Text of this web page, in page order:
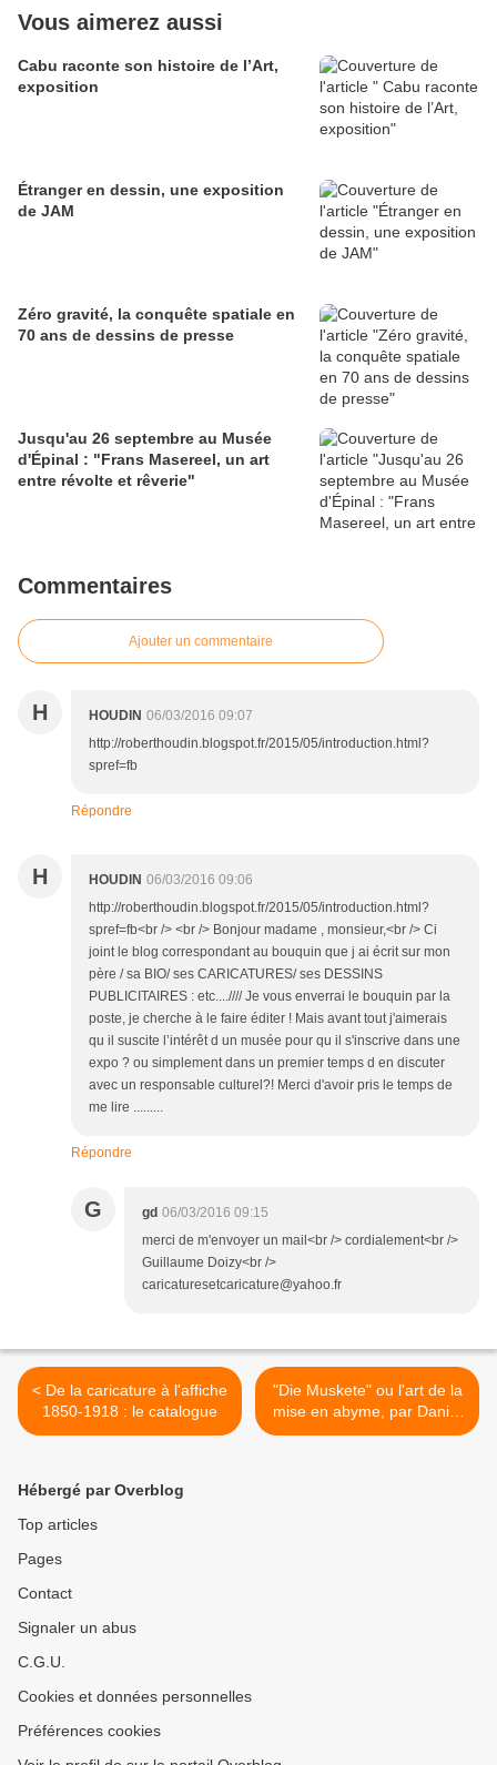
Vous aimerez aussi
Cabu raconte son histoire de l’Art,
exposition
Étranger en dessin, une exposition
de JAM
Zéro gravité, la conquête spatiale en
70 ans de dessins de presse
Jusqu'au 26 septembre au Musée
d'Épinal : "Frans Masereel, un art
entre révolte et rêverie"
Commentaires
Ajouter un commentaire
H HOUDIN 06/03/2016 09:07
http://roberthoudin.blogspot.fr/2015/05/introduction.html?
spref=fb
Répondre
H HOUDIN 06/03/2016 09:06
http://roberthoudin.blogspot.fr/2015/05/introduction.html?
spref=fb<br /> <br /> Bonjour madame , monsieur,<br /> Ci
joint le blog correspondant au bouquin que j ai écrit sur mon
père / sa BIO/ ses CARICATURES/ ses DESSINS
PUBLICITAIRES : etc....//// Je vous enverrai le bouquin par la
poste, je cherche à le faire éditer ! Mais avant tout j'aimerais
qu il suscite l’intérêt d un musée pour qu il s'inscrive dans une
expo ? ou simplement dans un premier temps d en discuter
avec un responsable culturel?! Merci d'avoir pris le temps de
me lire .........
Répondre
G gd 06/03/2016 09:15
merci de m'envoyer un mail<br /> cordialement<br />
Guillaume Doizy<br />
caricaturesetcaricature@yahoo.fr
< De la caricature à l'affiche
1850-1918 : le catalogue
"Die Muskete" ou l'art de la
mise en abyme, par Daniel
Dugne >
Hébergé par Overblog
Top articles
Pages
Contact
Signaler un abus
C.G.U.
Cookies et données personnelles
Préférences cookies